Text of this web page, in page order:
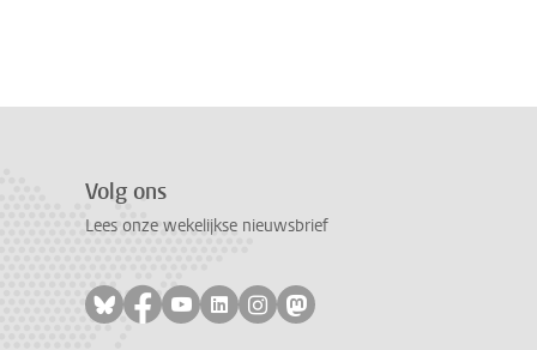
Volg ons
Lees onze wekelijkse nieuwsbrief
Volg ons op bluesky
Volg ons op facebook
Volg ons op youtube
Volg ons op linkedin
Volg ons op instagram
Volg ons op mastodon